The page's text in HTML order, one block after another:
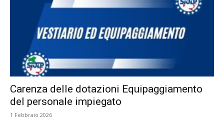
Carenza delle dotazioni Equipaggiamento
del personale impiegato
1 Febbraio 2026